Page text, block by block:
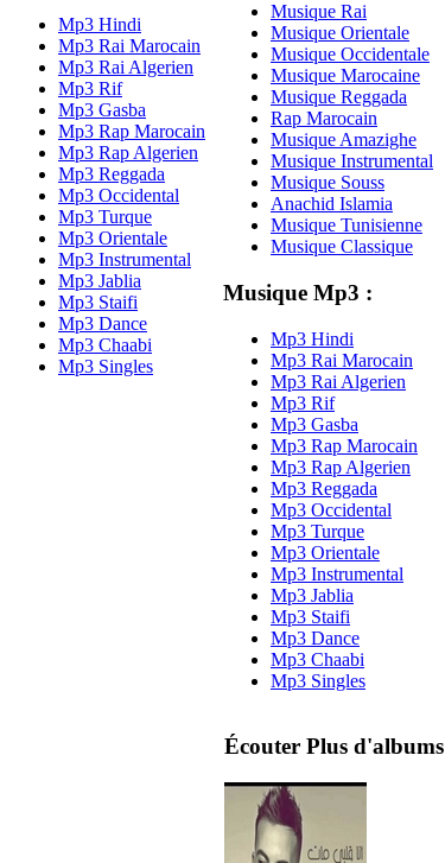
Mp3 Hindi
Mp3 Rai Marocain
Mp3 Rai Algerien
Mp3 Rif
Mp3 Gasba
Mp3 Rap Marocain
Mp3 Rap Algerien
Mp3 Reggada
Mp3 Occidental
Mp3 Turque
Mp3 Orientale
Mp3 Instrumental
Mp3 Jablia
Mp3 Staifi
Mp3 Dance
Mp3 Chaabi
Mp3 Singles
Musique Rai
Musique Orientale
Musique Occidentale
Musique Marocaine
Musique Reggada
Rap Marocain
Musique Amazighe
Musique Instrumental
Musique Souss
Anachid Islamia
Musique Tunisienne
Musique Classique
Musique Mp3 :
Mp3 Hindi
Mp3 Rai Marocain
Mp3 Rai Algerien
Mp3 Rif
Mp3 Gasba
Mp3 Rap Marocain
Mp3 Rap Algerien
Mp3 Reggada
Mp3 Occidental
Mp3 Turque
Mp3 Orientale
Mp3 Instrumental
Mp3 Jablia
Mp3 Staifi
Mp3 Dance
Mp3 Chaabi
Mp3 Singles
Écouter Plus d'albums